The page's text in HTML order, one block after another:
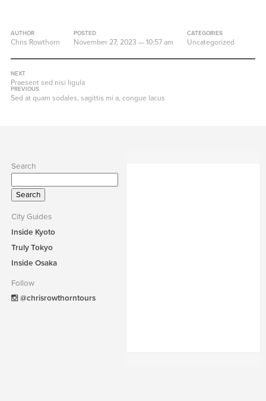
AUTHOR
Chris Rowthorn
POSTED
November 27, 2023 — 10:57 am
CATEGORIES
Uncategorized
NEXT
Praesent sed nisi ligula
PREVIOUS
Sed at quam sodales, sagittis mi a, congue lacus
Search
Search
City Guides
Inside Kyoto
Truly Tokyo
Inside Osaka
Follow
@chrisrowthorntours